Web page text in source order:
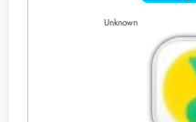
Unknown